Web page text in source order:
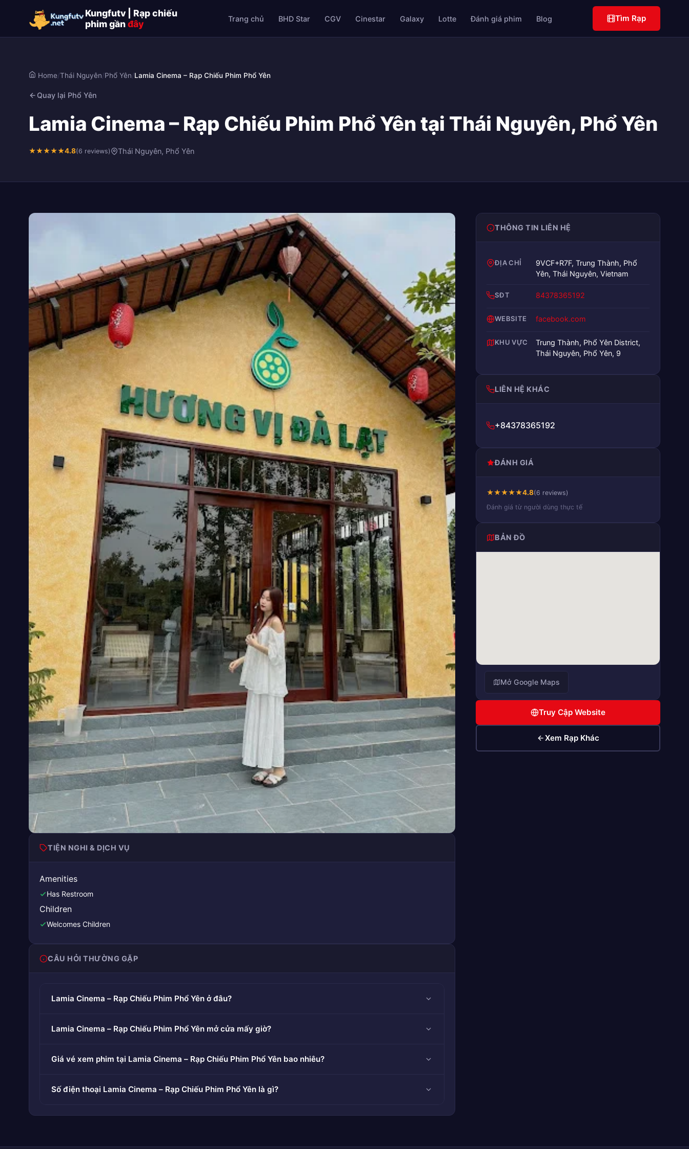
Kungfutv | Rạp chiếu
phim gầnđây Trang chủ BHD Star CGV Cinestar Galaxy Lotte Đánh giá phim Blog Tìm Rạp
Home/Thái Nguyên/Phổ Yên/Lamia Cinema – Rạp Chiếu Phim Phổ Yên
Quay lại Phổ Yên
Lamia Cinema – Rạp Chiếu Phim Phổ Yên tại Thái Nguyên, Phổ Yên
★★★★★4.8(6 reviews) Thái Nguyên, Phổ Yên
TIỆN NGHI & DỊCH VỤ
Amenities
Has Restroom
Children
Welcomes Children
CÂU HỎI THƯỜNG GẶP
Lamia Cinema – Rạp Chiếu Phim Phổ Yên ở đâu?
Lamia Cinema – Rạp Chiếu Phim Phổ Yên mở cửa mấy giờ?
Giá vé xem phim tại Lamia Cinema – Rạp Chiếu Phim Phổ Yên bao nhiêu?
Số điện thoại Lamia Cinema – Rạp Chiếu Phim Phổ Yên là gì?
THÔNG TIN LIÊN HỆ
ĐỊA CHỈ
9VCF+R7F, Trung Thành, Phổ
Yên, Thái Nguyên, Vietnam
SĐT 84378365192
WEBSITE facebook.com
KHU VỰC
Trung Thành, Phổ Yên District,
Thái Nguyên, Phổ Yên, 9
LIÊN HỆ KHÁC
+84378365192
ĐÁNH GIÁ
★★★★★4.8(6 reviews)
Đánh giá từ người dùng thực tế
BẢN ĐỒ
Mở Google Maps
Truy Cập Website
Xem Rạp Khác